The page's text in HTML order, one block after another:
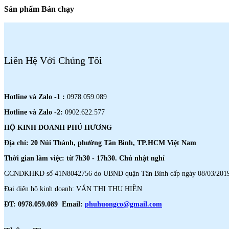
Sản phẩm Bán chạy
Liên Hệ Với Chúng Tôi
Hotline và Zalo -1 : 0978.059.089
Hotline và Zalo -2: 0902.622.577
HỘ KINH DOANH PHÚ HƯƠNG
Địa chỉ: 20 Núi Thành, phường Tân Bình, TP.HCM Việt Nam
Thời gian làm việc: từ 7h30 - 17h30. Chủ nhật nghỉ
GCNĐKHKD số 41N8042756 do UBND quận Tân Bình cấp ngày 08/03/
Đại diện hộ kinh doanh: VĂN THỊ THU HIỀN
ĐT: 0978.059.089 Email: phuhuongco@gmail.com